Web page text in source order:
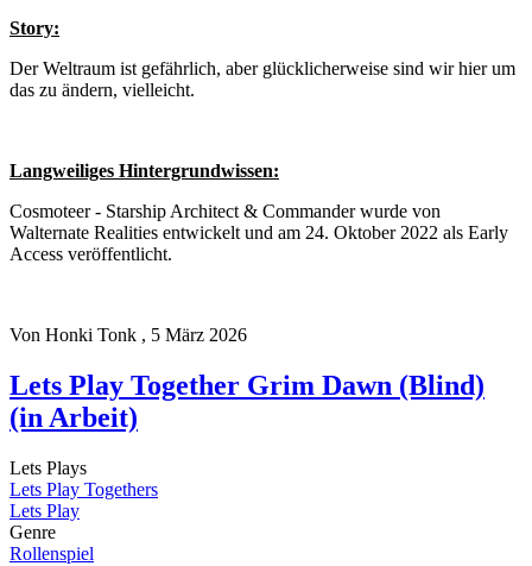
Story:
Der Weltraum ist gefährlich, aber glücklicherweise sind wir hier um
das zu ändern, vielleicht.
Langweiliges Hintergrundwissen:
Cosmoteer - Starship Architect & Commander wurde von
Walternate Realities entwickelt und am 24. Oktober 2022 als Early
Access veröffentlicht.
Von Honki Tonk , 5 März 2026
Lets Play Together Grim Dawn (Blind)
(in Arbeit)
Lets Plays
Lets Play Togethers
Lets Play
Genre
Rollenspiel